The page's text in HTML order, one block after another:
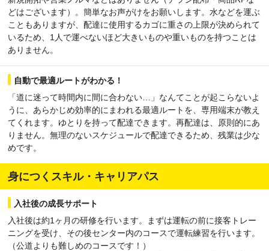
どはございます）。簡単なお声がけをお願いします。水などを運ぶ
こともありますが、配達に使用するカゴに重さの上限が決められて
いるため、1人で運べないほど大きいものや重いものを持つことは
ありません。
自動で最適ルートがわかる！
「道に迷って時間内に間に合わない…」なんてことが起こらないよ
うに、あらかじめ効率的にまわれる最適ルートを、専用端末が教え
てくれます。ゆとりを持って配達できます。再配達は、原則的にあ
りません。無理のないスケジュールで配達できるため、残業は少な
めです。
身につくスキル・キャリアパス
入社後の成長サポート
入社後は約1ヶ月の研修を行います。まずは運転の前に接客トレー
ニングを受け、その後センター内のコースで運転練習を行います。
（公道よりも難しめのコースです！）